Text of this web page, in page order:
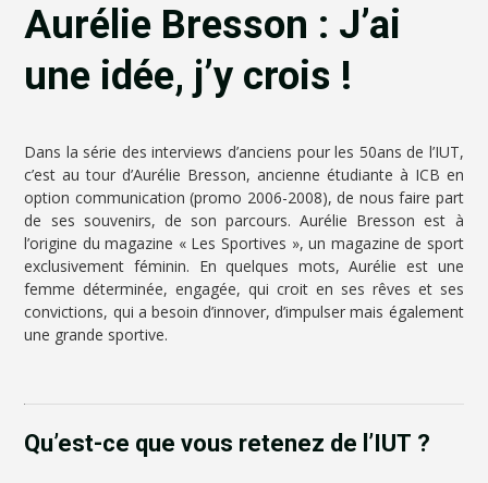
Aurélie Bresson : J’ai
une idée, j’y crois !
Dans la série des interviews d’anciens pour les 50ans de l’IUT,
c’est au tour d’Aurélie Bresson, ancienne étudiante à ICB en
option communication (promo 2006-2008), de nous faire part
de ses souvenirs, de son parcours. Aurélie Bresson est à
l’origine du magazine « Les Sportives », un magazine de sport
exclusivement féminin. En quelques mots, Aurélie est une
femme déterminée, engagée, qui croit en ses rêves et ses
convictions, qui a besoin d’innover, d’impulser mais également
une grande sportive.
Qu’est-ce que vous retenez de l’IUT ?